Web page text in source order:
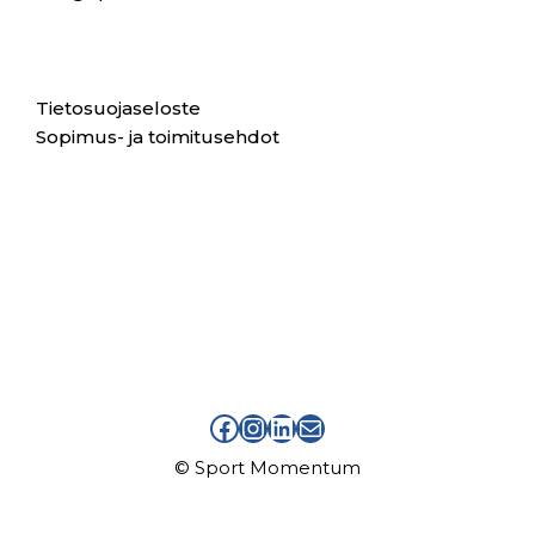
Tietosuojaseloste
Sopimus- ja toimitusehdot
facebook sport momentum
instagram sport momentum
linkedin sport momentum
sähköpostiosoite info at sportmomentum piste fi
© Sport Momentum